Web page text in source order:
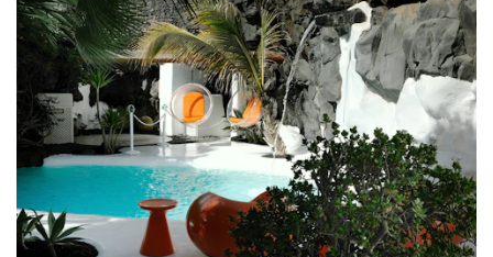
Einfluß auf den Dresdner Hof, mischte sich über die Jahre immer
mehr in die Politik ein, nutzte ihre Machtstellung zu sehr aus und
viel fiel schließlich bei August in Ungnade. Er wandte sich von ihr
ab und verbannte die Mutter seiner drei gemeinsamen Kinder für
den Rest ihres Lebens auf die Burg Stolpen, wo sie 1733 starb.
Noch heute scheint der Geist der Gräfin Cosel über dem
Taschenbergpalais, dem heutigen Hotel Taschenbergpalais
Kempinski Dresden, zu schweben&hellip